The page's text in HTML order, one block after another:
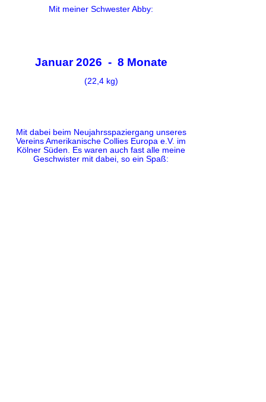
Mit meiner Schwester Abby:
Januar 2026 - 8 Monate
(22,4 kg)
Mit dabei beim Neujahrsspaziergang unseres
Vereins Amerikanische Collies Europa e.V. im
Kölner Süden. Es waren auch fast alle meine
Geschwister mit dabei, so ein Spaß: